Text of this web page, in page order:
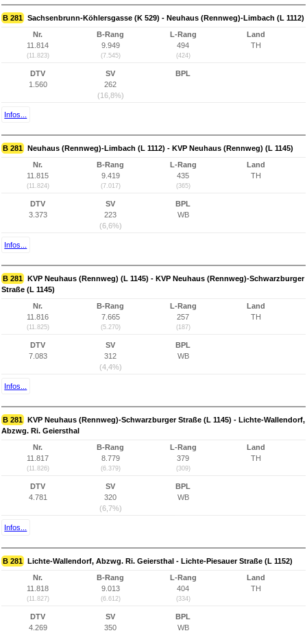
B 281 Sachsenbrunn-Köhlersgasse (K 529) - Neuhaus (Rennweg)-Limbach (L 1112)
Nr.
11.814
(11.823)
B-Rang
9.949
(7.545)
L-Rang
494
(424)
Land
TH
DTV
1.560
SV
262
(16,8%)
BPL
Infos...
B 281 Neuhaus (Rennweg)-Limbach (L 1112) - KVP Neuhaus (Rennweg) (L 1145)
Nr.
11.815
(11.824)
B-Rang
9.419
(7.017)
L-Rang
435
(365)
Land
TH
DTV
3.373
SV
223
(6,6%)
BPL
WB
Infos...
B 281 KVP Neuhaus (Rennweg) (L 1145) - KVP Neuhaus (Rennweg)-Schwarzburger
Straße (L 1145)
Nr.
11.816
(11.825)
B-Rang
7.665
(5.270)
L-Rang
257
(187)
Land
TH
DTV
7.083
SV
312
(4,4%)
BPL
WB
Infos...
B 281 KVP Neuhaus (Rennweg)-Schwarzburger Straße (L 1145) - Lichte-Wallendorf,
Abzwg. Ri. Geiersthal
Nr.
11.817
(11.826)
B-Rang
8.779
(6.379)
L-Rang
379
(309)
Land
TH
DTV
4.781
SV
320
(6,7%)
BPL
WB
Infos...
B 281 Lichte-Wallendorf, Abzwg. Ri. Geiersthal - Lichte-Piesauer Straße (L 1152)
Nr.
11.818
(11.827)
B-Rang
9.013
(6.612)
L-Rang
404
(334)
Land
TH
DTV
4.269
SV
350
BPL
WB